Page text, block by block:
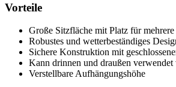
Vorteile
Große Sitzfläche mit Platz für
Robustes und wetterbeständiges
Sichere Konstruktion mit
Kann drinnen und draußen verwendet
Verstellbare Aufhängungshöhe